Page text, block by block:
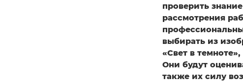
проверить
рассмотрения
выбирать из
«Свет в
Они будут
также их силу